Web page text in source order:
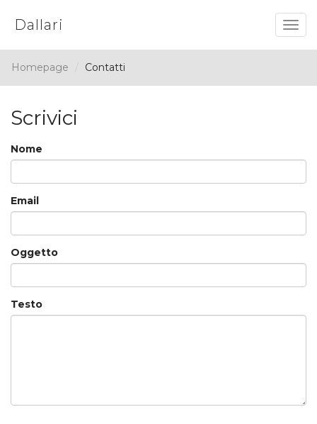
Dallari
Homepage Contatti
Scrivici
Nome
Email
Oggetto
Testo